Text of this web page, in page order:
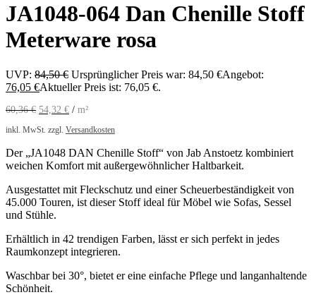
JA1048-064 Dan Chenille Stoff
Meterware rosa
UVP: 84,50€ Ursprünglicher Preis war: 84,50 €Angebot:
76,05 €Aktueller Preis ist: 76,05 €.
60,36€ 54,32 € / m²
inkl. MwSt. zzgl. Versandkosten
Der „JA1048 DAN Chenille Stoff“ von Jab Anstoetz kombiniert
weichen Komfort mit außergewöhnlicher Haltbarkeit.
Ausgestattet mit Fleckschutz und einer Scheuerbeständigkeit von
45.000 Touren, ist dieser Stoff ideal für Möbel wie Sofas, Sessel
und Stühle.
Erhältlich in 42 trendigen Farben, lässt er sich perfekt in jedes
Raumkonzept integrieren.
Waschbar bei 30°, bietet er eine einfache Pflege und langanhaltende
Schönheit.